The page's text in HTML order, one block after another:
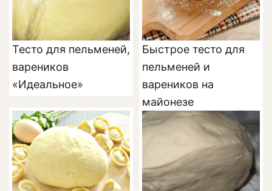
Тесто для пельменей,
вареников
«Идеальное»
Быстрое тесто для
пельменей и
вареников на
майонезе